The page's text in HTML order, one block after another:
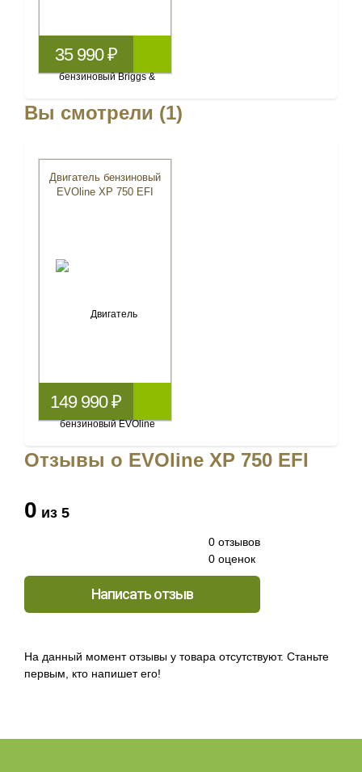
35 990 ₽
Вы смотрели (1)
Двигатель бензиновый
EVOline XP 750 EFI
149 990 ₽
Отзывы о EVOline XP 750 EFI
0 из 5
0 отзывов
0 оценок
Написать отзыв
На данный момент отзывы у товара отсутствуют. Станьте
первым, кто напишет его!